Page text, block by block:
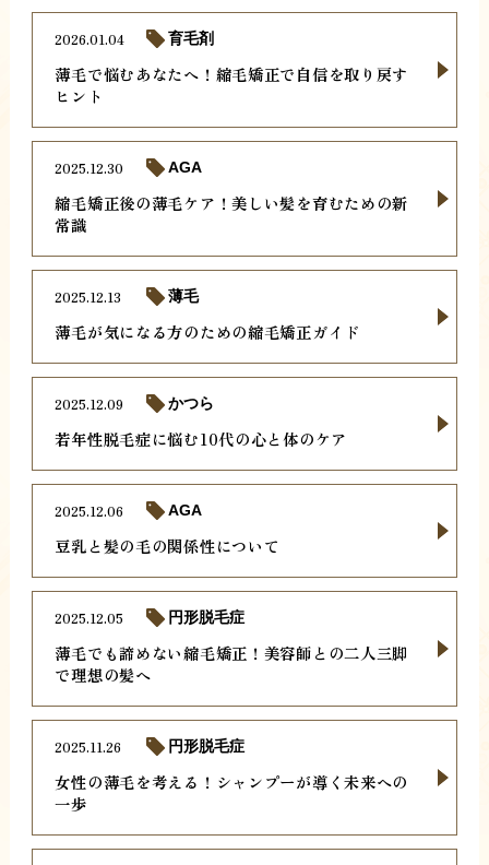
薄毛で悩むあなたへ！縮毛矯正で自信を取り戻す
ヒント
2026.01.04 育毛剤
縮毛矯正後の薄毛ケア！美しい髪を育むための新
常識
2025.12.30 AGA
薄毛が気になる方のための縮毛矯正ガイド
2025.12.13 薄毛
若年性脱毛症に悩む10代の心と体のケア
2025.12.09 かつら
豆乳と髪の毛の関係性について
2025.12.06 AGA
薄毛でも諦めない縮毛矯正！美容師との二人三脚
で理想の髪へ
2025.12.05 円形脱毛症
女性の薄毛を考える！シャンプーが導く未来への
一歩
2025.11.26 円形脱毛症